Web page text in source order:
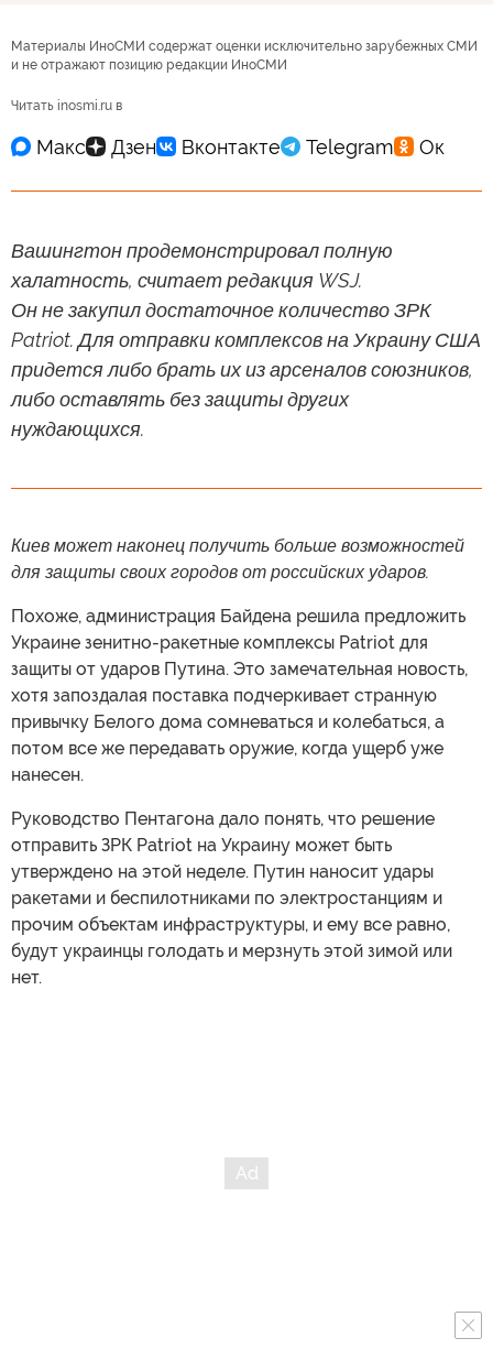
Материалы ИноСМИ содержат оценки исключительно зарубежных СМИ
и не отражают позицию редакции ИноСМИ
Читать inosmi.ru в
Вашингтон продемонстрировал полную
халатность, считает редакция WSJ.
Он не закупил достаточное количество ЗРК
Patriot. Для отправки комплексов на Украину США
придется либо брать их из арсеналов союзников,
либо оставлять без защиты других
нуждающихся.
Киев может наконец получить больше возможностей
для защиты своих городов от российских ударов.
Похоже, администрация Байдена решила предложить
Украине зенитно-ракетные комплексы Patriot для
защиты от ударов Путина. Это замечательная новость,
хотя запоздалая поставка подчеркивает странную
привычку Белого дома сомневаться и колебаться, а
потом все же передавать оружие, когда ущерб уже
нанесен.
Руководство Пентагона дало понять, что решение
отправить ЗРК Patriot на Украину может быть
утверждено на этой неделе. Путин наносит удары
ракетами и беспилотниками по электростанциям и
прочим объектам инфраструктуры, и ему все равно,
будут украинцы голодать и мерзнуть этой зимой или
нет.